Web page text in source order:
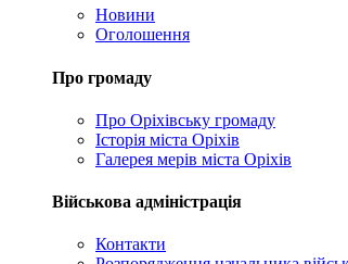
Новини
Оголошення
Про громаду
Про Оріхівську громаду
Історія міста Оріхів
Галерея мерів міста Оріхів
Військова адміністрація
Контакти